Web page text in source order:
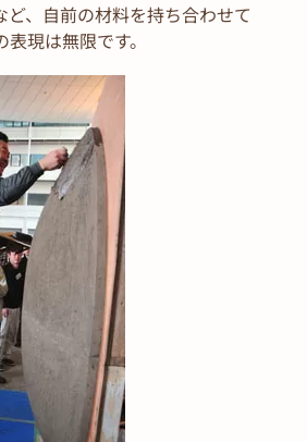
ど、自前の材料を持ち合わせて
現は無限です。